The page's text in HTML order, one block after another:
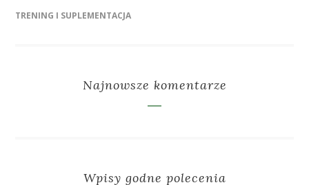
TRENING I SUPLEMENTACJA
Najnowsze komentarze
Wpisy godne polecenia